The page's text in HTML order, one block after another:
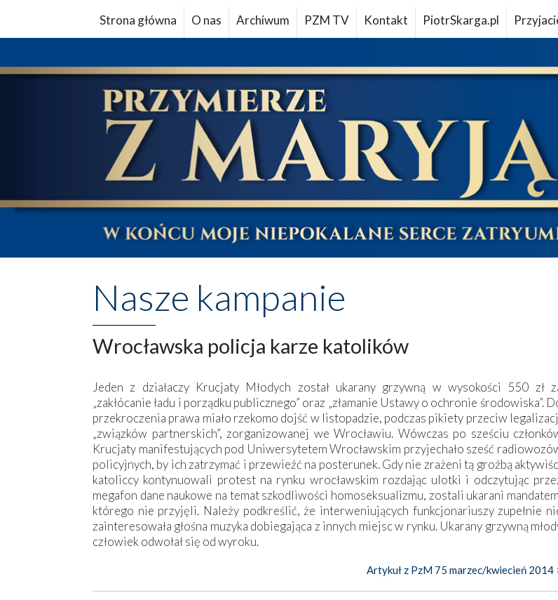
Strona główna O nas Archiwum PZM TV Kontakt PiotrSkarga.pl
Nasze kampanie
Wrocławska policja karze katolików
Jeden z działaczy Krucjaty Młodych został ukarany grzywną w wysokości 550 zł
„zakłócanie ładu i porządku publicznego” oraz „złamanie Ustawy o ochronie środowiska”.
przekroczenia prawa miało rzekomo dojść w listopadzie, podczas pikiety przeciw
„związków partnerskich”, zorganizowanej we Wrocławiu. Wówczas po sześciu
Krucjaty manifestujących pod Uniwersytetem Wrocławskim przyjechało sześć
policyjnych, by ich zatrzymać i przewieźć na posterunek. Gdy nie zrażeni tą groźbą
katoliccy kontynuowali protest na rynku wrocławskim rozdając ulotki i odczytując
megafon dane naukowe na temat szkodliwości homoseksualizmu, zostali ukarani
którego nie przyjęli. Należy podkreślić, że interweniujących funkcjonariuszy zupełnie
zainteresowała głośna muzyka dobiegająca z innych miejsc w rynku. Ukarany grzywną
człowiek odwołał się od wyroku.
Artykuł z PzM 75 marzec/kwiecień 2014